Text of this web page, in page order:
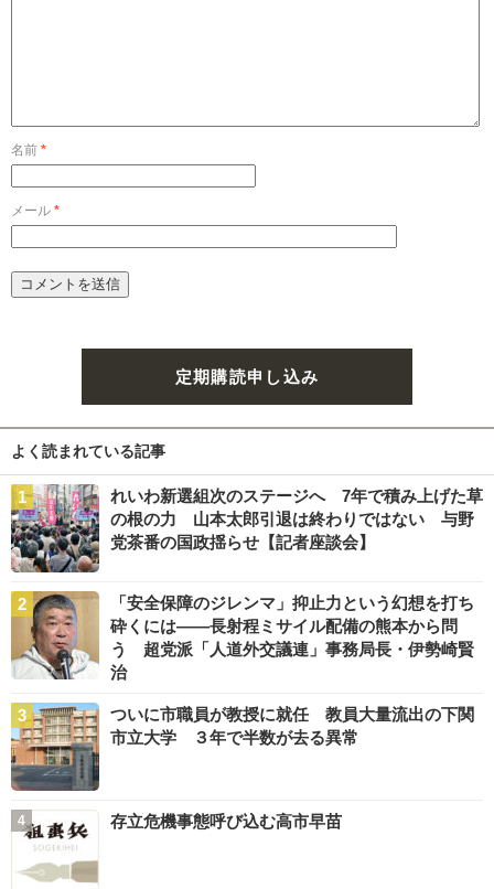
名前 *
メール *
定期購読申し込み
よく読まれている記事
れいわ新選組次のステージへ 7年で積み上げた草
の根の力 山本太郎引退は終わりではない 与野
党茶番の国政揺らせ【記者座談会】
「安全保障のジレンマ」抑止力という幻想を打ち
砕くには――長射程ミサイル配備の熊本から問
う 超党派「人道外交議連」事務局長・伊勢崎賢
治
ついに市職員が教授に就任 教員大量流出の下関
市立大学 ３年で半数が去る異常
存立危機事態呼び込む高市早苗